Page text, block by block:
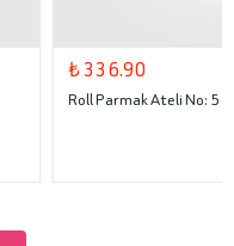
₺ 336.90
Roll Parmak Ateli No: 5